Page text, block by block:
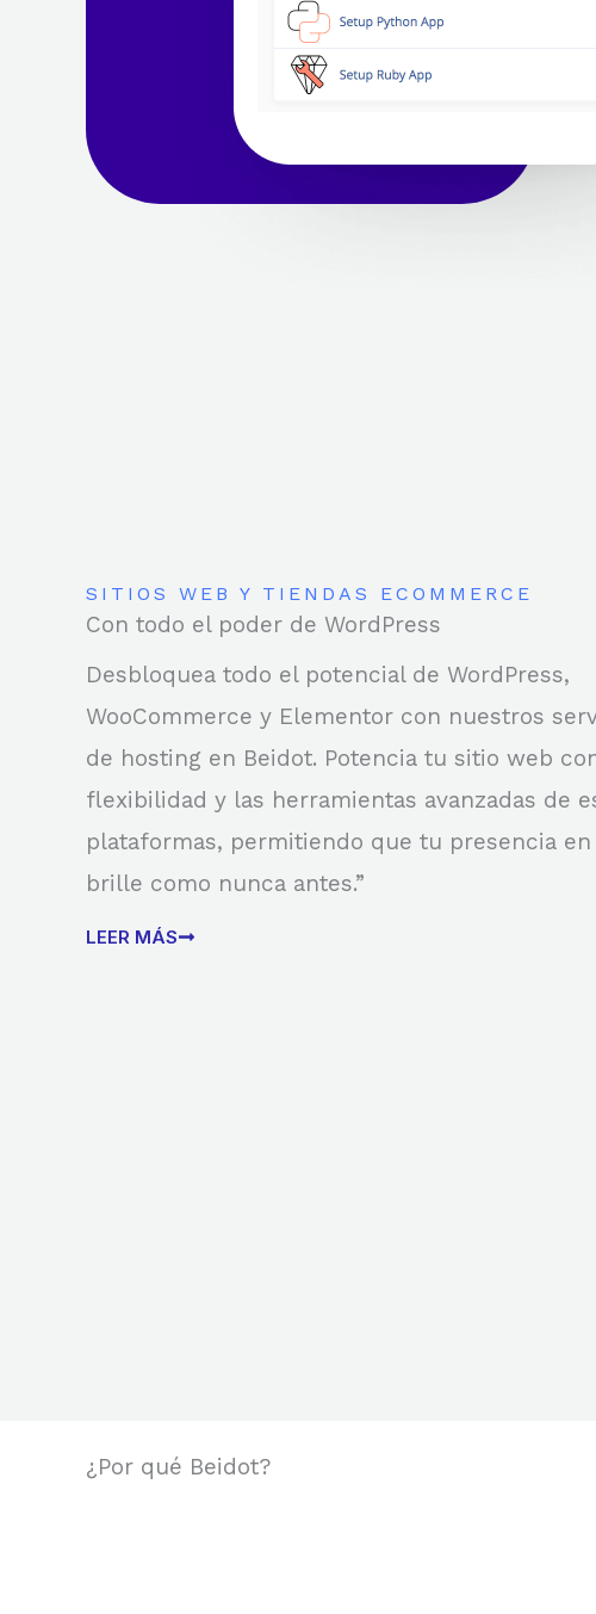
SITIOS WEB Y TIENDAS ECOMMERCE
Con todo el poder de WordPress
Desbloquea todo el potencial de WordPress,
WooCommerce y Elementor con nuestros
de hosting en Beidot. Potencia tu sitio web
flexibilidad y las herramientas avanzadas de
plataformas, permitiendo que tu presencia
brille como nunca antes.”
LEER MÁS
¿Por qué Beidot?